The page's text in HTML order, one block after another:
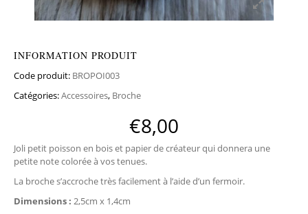
INFORMATION PRODUIT
Code produit: BROPOI003
Catégories:Accessoires, Broche
€8,00
Joli petit poisson en bois et papier de créateur qui donnera une
petite note colorée à vos tenues.
La broche s’accroche très facilement à l’aide d’un fermoir.
Dimensions : 2,5cm x 1,4cm